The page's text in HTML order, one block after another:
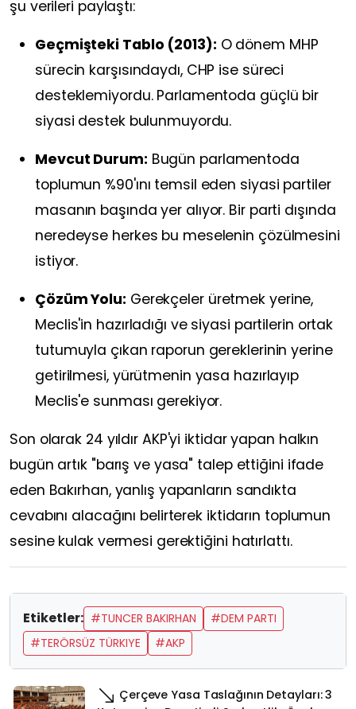
şu verileri paylaştı:
Geçmişteki Tablo (2013): O dönem MHP
sürecin karşısındaydı, CHP ise süreci
desteklemiyordu. Parlamentoda güçlü bir
siyasi destek bulunmuyordu.
Mevcut Durum: Bugün parlamentoda
toplumun %90'ını temsil eden siyasi partiler
masanın başında yer alıyor. Bir parti dışında
neredeyse herkes bu meselenin çözülmesini
istiyor.
Çözüm Yolu: Gerekçeler üretmek yerine,
Meclis'in hazırladığı ve siyasi partilerin ortak
tutumuyla çıkan raporun gereklerinin yerine
getirilmesi, yürütmenin yasa hazırlayıp
Meclis'e sunması gerekiyor.
Son olarak 24 yıldır AKP'yi iktidar yapan halkın
bugün artık "barış ve yasa" talep ettiğini ifade
eden Bakırhan, yanlış yapanların sandıkta
cevabını alacağını belirterek iktidarın toplumun
sesine kulak vermesi gerektiğini hatırlattı.
Etiketler: #TUNCER BAKIRHAN
#DEM PARTI
#TERÖRSÜZ TÜRKIYE
#AKP
Çerçeve Yasa Taslağının Detayları: 3